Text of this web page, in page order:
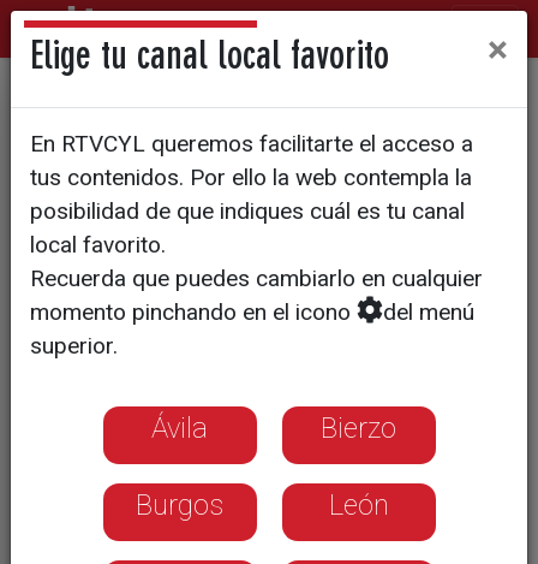
La OTAN llama a la Caballería
de Valladolid
El Regimiento Farnesio 12 y la AALOG
61, con base en Santovenia de
Pisuerga, han participado en el ejercicio
Elige tu canal local favorito ×
En RTVCYL queremos facilitarte el acceso a
tus contenidos. Por ello la web contempla la
posibilidad de que indiques cuál es tu canal
local favorito.
Recuerda que puedes cambiarlo en cualquier
momento pinchando en el icono
del menú
superior.
Ávila Bierzo
Burgos León